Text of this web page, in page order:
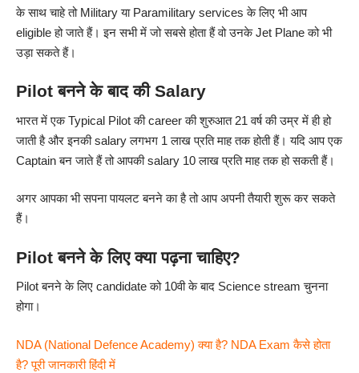
के साथ चाहे तो Military या Paramilitary services के लिए भी आप
eligible हो जाते हैं। इन सभी में जो सबसे होता हैं वो उनके Jet Plane को भी
उड़ा सकते हैं।
Pilot बनने के बाद की Salary
भारत में एक Typical Pilot की career की शुरुआत 21 वर्ष की उम्र में ही हो
जाती है और इनकी salary लगभग 1 लाख प्रति माह तक होती हैं। यदि आप एक
Captain बन जाते हैं तो आपकी salary 10 लाख प्रति माह तक हो सकती हैं।
अगर आपका भी सपना पायलट बनने का है तो आप अपनी तैयारी शुरू कर सकते
हैं।
Pilot बनने के लिए क्या पढ़ना चाहिए?
Pilot बनने के लिए candidate को 10वी के बाद Science stream चुनना
होगा।
NDA (National Defence Academy) क्या है? NDA Exam कैसे होता
है? पूरी जानकारी हिंदी में